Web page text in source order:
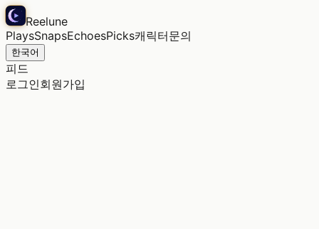
Reelune
PlaysSnapsEchoesPicks캐릭터문의
한국어
피드
로그인회원가입